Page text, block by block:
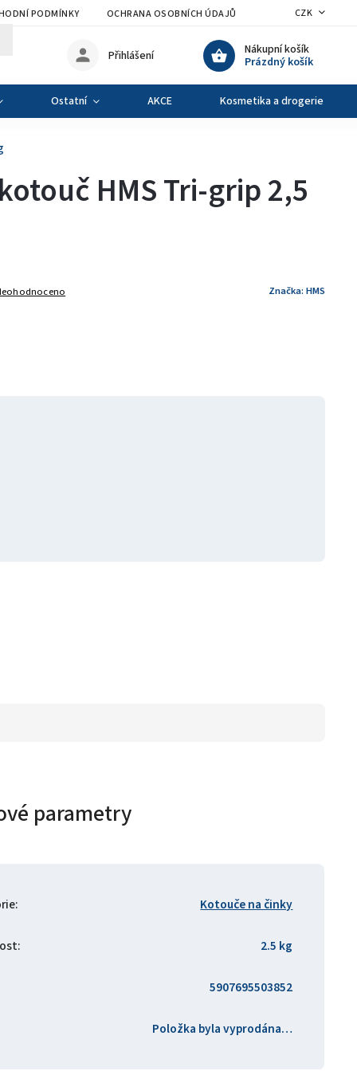
PODMÍNKY OCHRANA OSOBNÍCH ÚDAJŮ VÝMĚNA A VRÁCENÍ
CZK
Nákupní košík
Prázdný košík
Přihlášení
Ostatní AKCE Kosmetika a drogerie
HMS Tri-grip 2,5
Značka: HMS
parametry
: Kotouče na činky
: 2.5 kg
5907695503852
Položka byla vyprodána…